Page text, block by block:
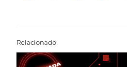
Relacionado